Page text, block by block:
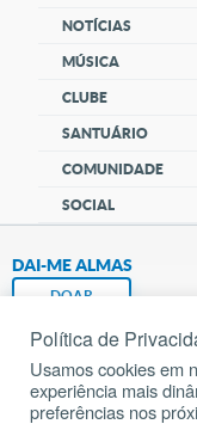
NOTÍCIAS
MÚSICA
CLUBE
SANTUÁRIO
COMUNIDADE
SOCIAL
DAI-ME ALMAS
DOAR
Política de
Usamos cookies em
experiência mais
preferências nos